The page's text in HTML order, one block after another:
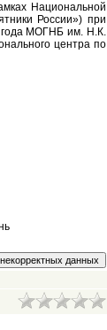
Национальной
России») при
года МОГНБ им. Н.К.
центра по